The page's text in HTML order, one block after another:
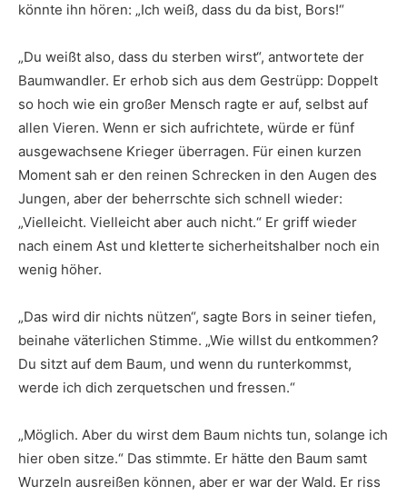
könnte ihn hören: „Ich weiß, dass du da bist, Bors!“
„Du weißt also, dass du sterben wirst“, antwortete der
Baumwandler. Er erhob sich aus dem Gestrüpp: Doppelt
so hoch wie ein großer Mensch ragte er auf, selbst auf
allen Vieren. Wenn er sich aufrichtete, würde er fünf
ausgewachsene Krieger überragen. Für einen kurzen
Moment sah er den reinen Schrecken in den Augen des
Jungen, aber der beherrschte sich schnell wieder:
„Vielleicht. Vielleicht aber auch nicht.“ Er griff wieder
nach einem Ast und kletterte sicherheitshalber noch ein
wenig höher.
„Das wird dir nichts nützen“, sagte Bors in seiner tiefen,
beinahe väterlichen Stimme. „Wie willst du entkommen?
Du sitzt auf dem Baum, und wenn du runterkommst,
werde ich dich zerquetschen und fressen.“
„Möglich. Aber du wirst dem Baum nichts tun, solange ich
hier oben sitze.“ Das stimmte. Er hätte den Baum samt
Wurzeln ausreißen können, aber er war der Wald. Er riss